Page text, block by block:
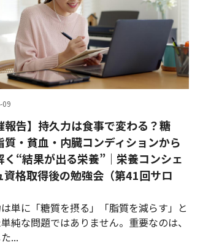
09
報告】持久力は食事で変わる？糖
質・貧血・内臓コンディションから
く“結果が出る栄養”｜栄養コンシェ
資格取得後の勉強会（第41回サロ
単に「糖質を摂る」「脂質を減らす」と
純な問題ではありません。重要なのは、
...